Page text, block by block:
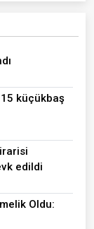
küçükbaş
edildi
Oldu: